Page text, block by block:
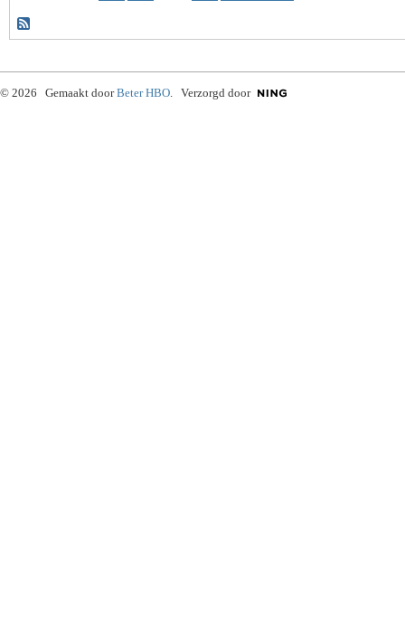
© 2026 Gemaakt doorBeter HBO. Verzorgd door